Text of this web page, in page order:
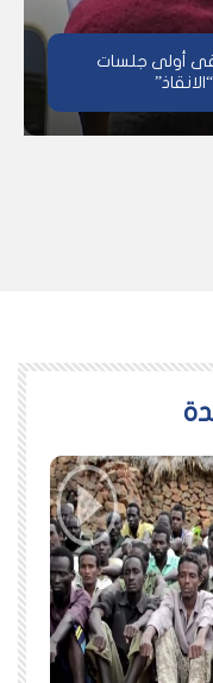
فى أولى جلسات